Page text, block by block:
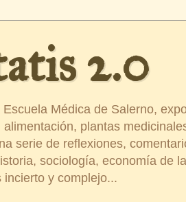
2.0
Médica de Salerno,
plantas
serie de reflexiones,
sociología, economía de
y complejo...